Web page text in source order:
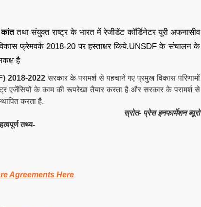
तथा संयुक्‍त राष्‍ट्र के भारत में रेजीडेंट कॉर्डिनेटर यूरी अफनासीव
फ्रेमवर्क 2018-20 पर हस्‍ताक्षर किये.UNSDF के संचालन के
है
2018-2022सरकार के परामर्श से पहचाने गए प्रमुख विकास परिणामों
एजेंसियों के काम की रूपरेखा तैयार करता है और सरकार के परामर्श से
करता है.
स्रोत- प्रेस इनफार्मेशन ब्यूरो
तथ्य-
Agreements Here